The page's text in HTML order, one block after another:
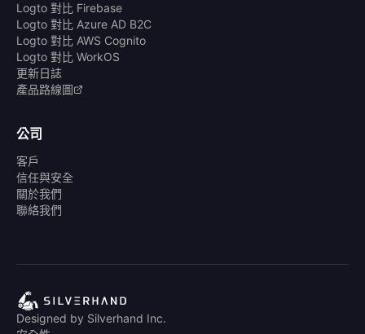
Logto 對比 Firebase
Logto 對比 Azure AD B2C
Logto 對比 AWS Cognito
Logto 對比 WorkOS
更新日誌
產品路線圖
公司
客戶
信任與安全
關於我們
聯絡我們
Designed by Silverhand Inc.